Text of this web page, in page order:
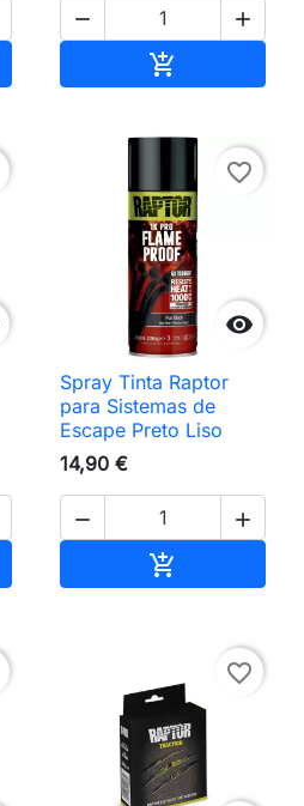
 


favorite_border
Spray Tinta Raptor
para Sistemas de
Escape Preto Liso
14,90 €
 

favorite_border